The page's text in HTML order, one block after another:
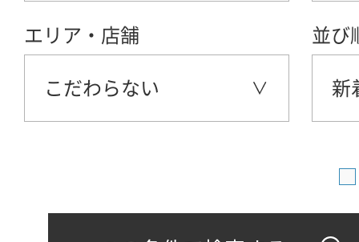
エリア・店舗
こだわらない
並び
新